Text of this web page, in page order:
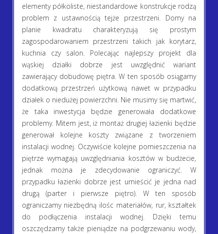
elementy półkoliste, niestandardowe konstrukcje rodzą
problem z ustawnością tejże przestrzeni. Domy na
planie kwadratu charakteryzują się prostym
zagospodarowaniem przestrzeni takich jak korytarz,
kuchnia czy salon. Polecając najlepszy projekt dla
wąskiej działki dobrze jest uwzględnić wariant
zawierający dobudowę piętra. W ten sposób osiągamy
dodatkową przestrzeń użytkową nawet w przypadku
działek o niedużej powierzchni. Nie musimy się martwić,
że taka inwestycja będzie generowała dodatkowe
problemy. Mitem jest, iż montaż drugiej łazienki będzie
generował kolejne koszty związane z tworzeniem
instalacji wodnej. Oczywiście kolejne pomieszczenia na
piętrze wymagają uwzględniania kosztów w budżecie,
jednak można je zdecydowanie ograniczyć. W
przypadku łazienki dobrze jest umieścić je jedna nad
drugą (parter i pierwsze piętro). W ten sposób
ograniczamy niezbędną ilośc materiałów, rur, kształtek
do podłączenia instalacji wodnej. Dzięki temu
oszczędzamy także pieniądze na podgrzewaniu wody,